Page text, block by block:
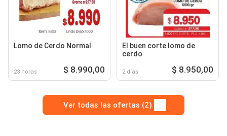
Lomo de Cerdo Normal
23 horas $ 8.990,00
El buen corte lomo de
cerdo
2 días $ 8.950,00
Ver todas las ofertas (2)